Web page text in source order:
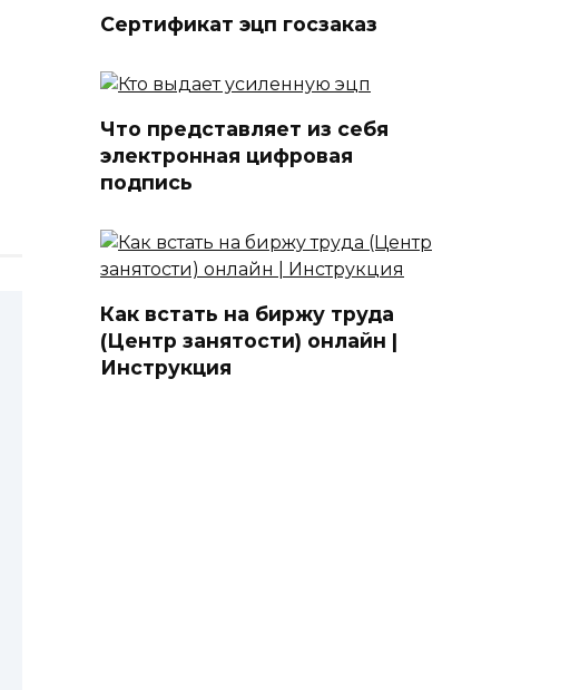
Сертификат эцп госзаказ
Что представляет из себя
электронная цифровая
подпись
Как встать на биржу труда
(Центр занятости) онлайн |
Инструкция